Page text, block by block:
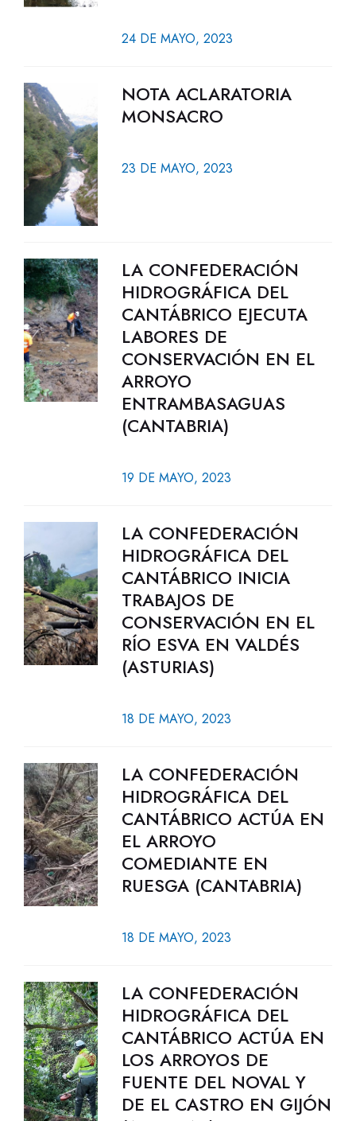
24 DE MAYO, 2023
NOTA ACLARATORIA
MONSACRO
23 DE MAYO, 2023
LA CONFEDERACIÓN
HIDROGRÁFICA DEL
CANTÁBRICO EJECUTA
LABORES DE
CONSERVACIÓN EN EL
ARROYO
ENTRAMBASAGUAS
(CANTABRIA)
19 DE MAYO, 2023
LA CONFEDERACIÓN
HIDROGRÁFICA DEL
CANTÁBRICO INICIA
TRABAJOS DE
CONSERVACIÓN EN EL
RÍO ESVA EN VALDÉS
(ASTURIAS)
18 DE MAYO, 2023
LA CONFEDERACIÓN
HIDROGRÁFICA DEL
CANTÁBRICO ACTÚA EN
EL ARROYO
COMEDIANTE EN
RUESGA (CANTABRIA)
18 DE MAYO, 2023
LA CONFEDERACIÓN
HIDROGRÁFICA DEL
CANTÁBRICO ACTÚA EN
LOS ARROYOS DE
FUENTE DEL NOVAL Y
DE EL CASTRO EN GIJÓN